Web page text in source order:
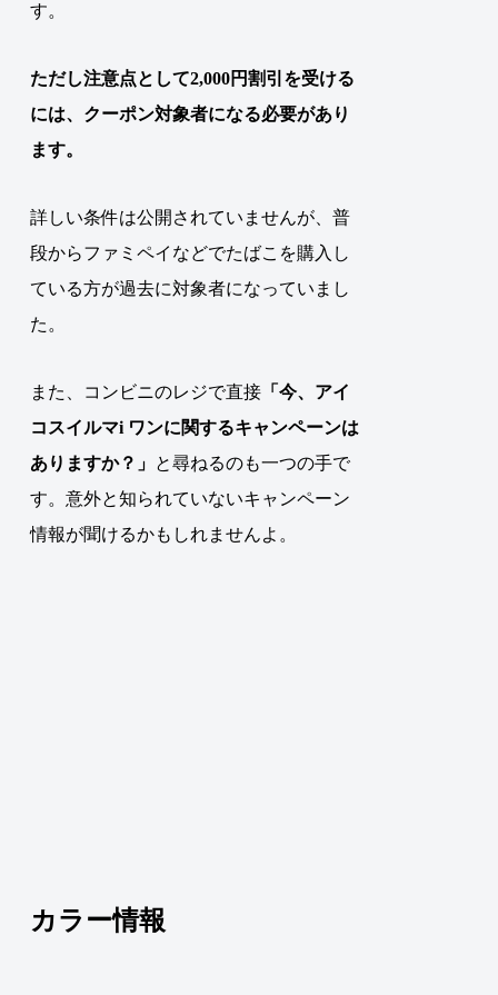
す。
ただし注意点として2,000円割引を受ける
には、クーポン対象者になる必要があり
ます。
詳しい条件は公開されていませんが、普
段からファミペイなどでたばこを購入し
ている方が過去に対象者になっていまし
た。
また、コンビニのレジで直接 「今、アイ
コスイルマi ワンに関するキャンペーンは
ありますか？」 と尋ねるのも一つの手で
す。意外と知られていないキャンペーン
情報が聞けるかもしれませんよ。
カラー情報